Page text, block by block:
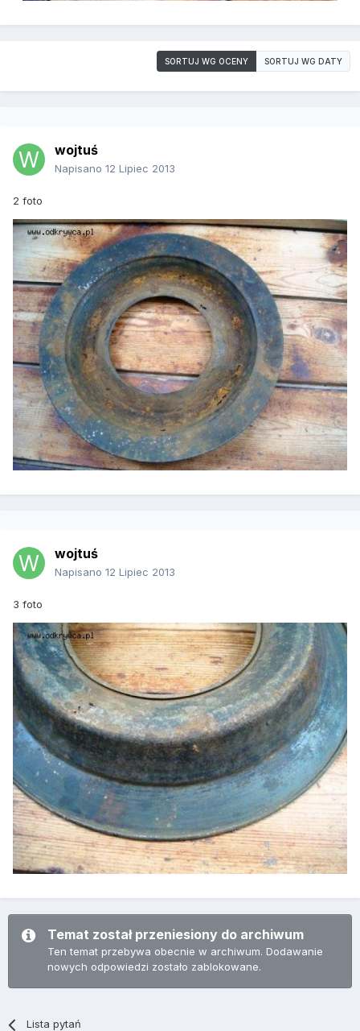
SORTUJ WG OCENY SORTUJ WG DATY
wojtuś
Napisano 12 Lipiec 2013
2 foto
wojtuś
Napisano 12 Lipiec 2013
3 foto
Temat został przeniesiony do archiwum
Ten temat przebywa obecnie w archiwum. Dodawanie
nowych odpowiedzi zostało zablokowane.
Lista pytań